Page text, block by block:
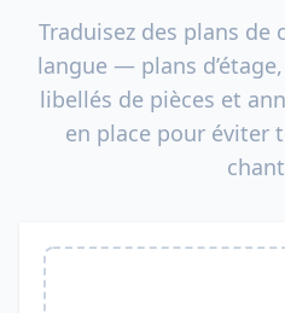
Traduisez des plans
langue — plans
libellés de pièces et
en place pour éviter